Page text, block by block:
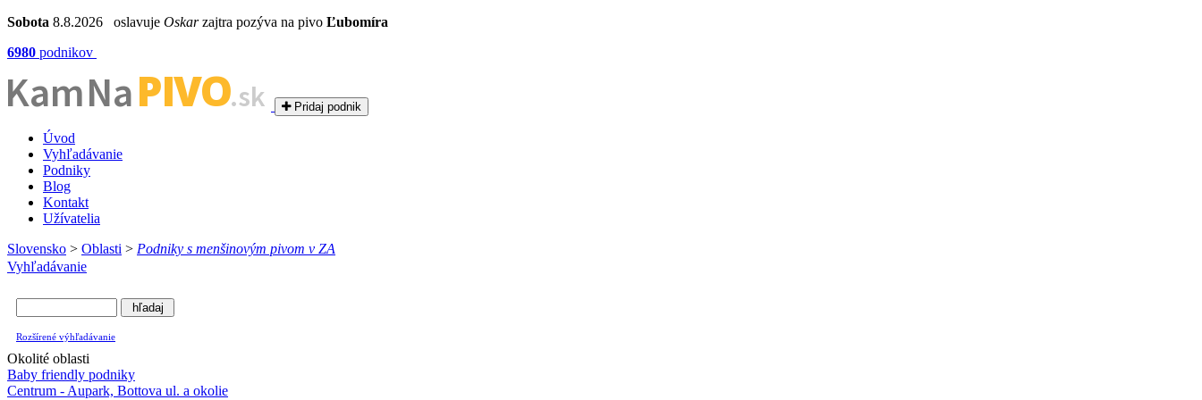
Sobota 8.8.2026 oslavuje Oskarzajtra pozýva na pivo Ľubomíra
6980 podnikov
Kam NaPIVO.sk Pridaj podnik
Úvod
Vyhľadávanie
Podniky
Blog
Kontakt
Užívatelia
Slovensko > Oblasti > Podniky s menšinovým pivom v ZA
Vyhľadávanie
Rozšírené výhľadávanie
Okolité oblasti
Baby friendly podniky
Centrum - Aupark, Bottova ul. a okolie